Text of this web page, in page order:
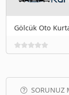
Gölcük Oto
SORUNUZ